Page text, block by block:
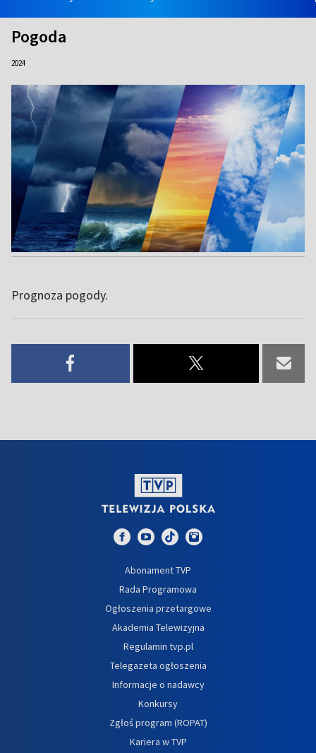
Pogoda
2024
Prognoza pogody.
Abonament TVP
Rada Programowa
Ogłoszenia przetargowe
Akademia Telewizyjna
Regulamin tvp.pl
Telegazeta ogłoszenia
Informacje o nadawcy
Konkursy
Zgłoś program (ROPAT)
Kariera w TVP